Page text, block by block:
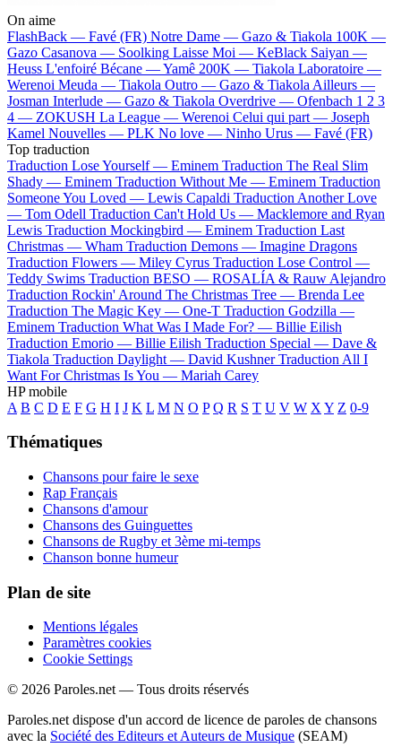
On aime
FlashBack — Favé (FR) Notre Dame — Gazo & Tiakola 100K —
Gazo Casanova — Soolking Laisse Moi — KeBlack Saiyan —
Heuss L'enfoiré Bécane —Yamê 200K — Tiakola Laboratoire —
Werenoi Meuda — Tiakola Outro — Gazo & Tiakola Ailleurs —
Josman Interlude — Gazo & Tiakola Overdrive — Ofenbach 1 2 3
4 — ZOKUSH La League — Werenoi Celui qui part — Joseph
Kamel Nouvelles — PLK No love — Ninho Urus — Favé (FR)
Top traduction
Traduction Lose Yourself — Eminem Traduction The Real Slim
Shady — Eminem Traduction Without Me — Eminem Traduction
Someone You Loved — Lewis Capaldi Traduction Another Love
— Tom Odell Traduction Can't Hold Us — Macklemore and Ryan
Lewis Traduction Mockingbird — Eminem Traduction Last
Christmas — Wham Traduction Demons — Imagine Dragons
Traduction Flowers — Miley Cyrus Traduction Lose Control —
Teddy Swims Traduction BESO — ROSALÍA & Rauw Alejandro
Traduction Rockin' Around The Christmas Tree — Brenda Lee
Traduction The Magic Key — One-T Traduction Godzilla —
Eminem Traduction What Was I Made For? — Billie Eilish
Traduction Emorio — Billie Eilish Traduction Special — Dave &
Tiakola Traduction Daylight — David Kushner Traduction All I
Want For Christmas Is You — Mariah Carey
HP mobile
A B C D E F G H I J K L M N O P Q R S T U V W X Y Z 0-9
Thématiques
Chansons pour faire le sexe
Rap Français
Chansons d'amour
Chansons des Guinguettes
Chansons de Rugby et 3ème mi-temps
Chanson bonne humeur
Plan de site
Mentions légales
Paramètres cookies
Cookie Settings
© 2026 Paroles.net — Tous droits réservés
Paroles.net dispose d'un accord de licence de paroles de chansons
avec la Société des Editeurs et Auteurs de Musique (SEAM)